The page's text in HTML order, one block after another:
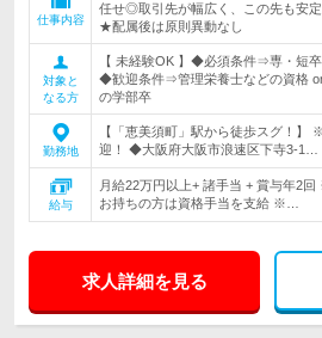
仕事内容
任せ◎取引先が幅広く、この先も安定
★配属後は原則異動なし
対象と
なる方
【 未経験OK 】◆必須条件⇒専・短
◆歓迎条件⇒管理栄養士などの資格
の学部卒
勤務地
【「恵美須町」駅から徒歩スグ！
迎！ ◆大阪府大阪市浪速区下寺3-1…
給与
月給22万円以上+ 諸手当 + 賞与年2
お持ちの方は資格手当を支給 ※…
求人詳細を見る